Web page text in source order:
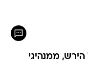
ממנהיגי